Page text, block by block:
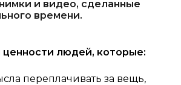
и видео, сделанные
времени.
людей, которые:
переплачивать за вещь,